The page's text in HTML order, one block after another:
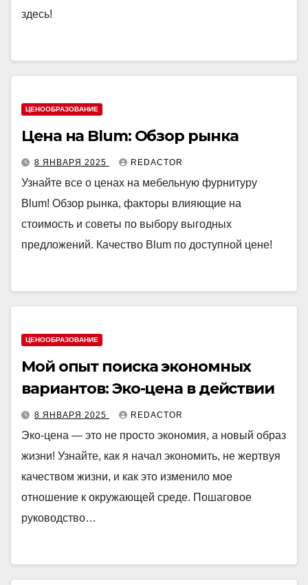
здесь!
ЦЕНООБРАЗОВАНИЕ
Цена на Blum: Обзор рынка
8 ЯНВАРЯ 2025 REDACTOR
Узнайте все о ценах на мебельную фурнитуру
Blum! Обзор рынка, факторы влияющие на
стоимость и советы по выбору выгодных
предложений. Качество Blum по доступной цене!
ЦЕНООБРАЗОВАНИЕ
Мой опыт поиска экономных
вариантов: Эко-цена в действии
8 ЯНВАРЯ 2025 REDACTOR
Эко-цена — это не просто экономия, а новый образ
жизни! Узнайте, как я начал экономить, не жертвуя
качеством жизни, и как это изменило мое
отношение к окружающей среде. Пошаговое
руководство…